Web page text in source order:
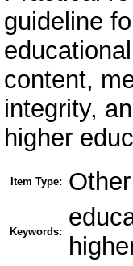
guideline
content,
integrity,
higher
Item Type: Other
Keywords: